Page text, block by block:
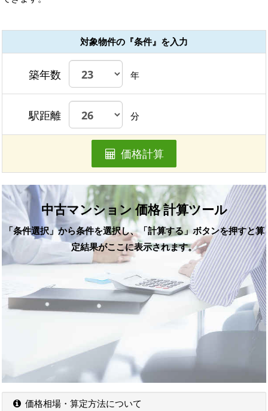
対象物件の『条件』を入力
築年数 年
駅距離 分
価格計算
中古マンション 価格 計算ツール
「条件選択」から条件を選択し、「計算する」ボタンを押すと算
定結果がここに表示されます。
価格相場・算定方法について